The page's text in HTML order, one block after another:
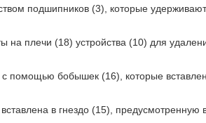
подшипников (3), которые
плечи (18) устройства (10) для
помощью бобышек (16), которые
в гнездо (15), предусмотренную